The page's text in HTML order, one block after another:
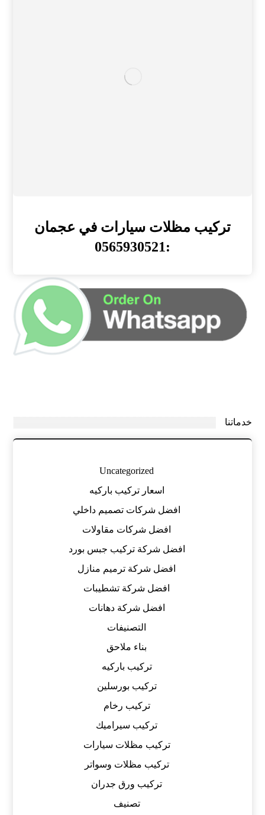
تركيب مظلات سيارات في عجمان
:0565930521
خدماتنا
Uncategorized
اسعار تركيب باركيه
افضل شركات تصميم داخلي
افضل شركات مقاولات
افضل شركة تركيب جبس بورد
افضل شركة ترميم منازل
افضل شركة تشطيبات
افضل شركة دهانات
التصنيفات
بناء ملاحق
تركيب باركيه
تركيب بورسلين
تركيب رخام
تركيب سيراميك
تركيب مظلات سيارات
تركيب مظلات وسواتر
تركيب ورق جدران
تصنيف